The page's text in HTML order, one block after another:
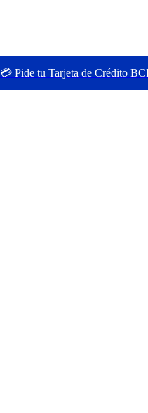
💳 Pide tu Tarjeta de Crédito